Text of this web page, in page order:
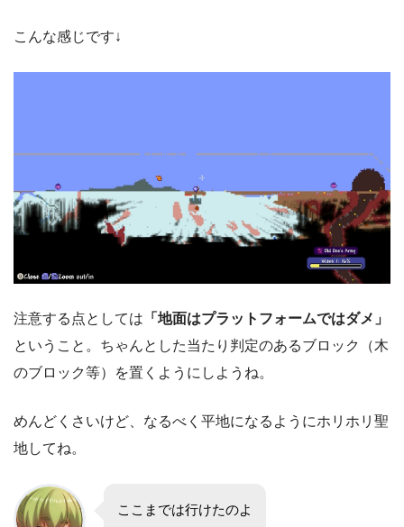
こんな感じです↓
注意する点としては 「地面はプラットフォームではダメ」
ということ。ちゃんとした当たり判定のあるブロック（木
のブロック等）を置くようにしようね。
めんどくさいけど、なるべく平地になるようにホリホリ聖
地してね。
ここまでは行けたのよ